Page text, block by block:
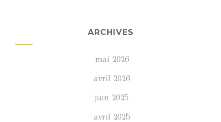
ARCHIVES
mai 2026
avril 2026
juin 2025
avril 2025